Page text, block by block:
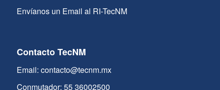
Envíanos un Email al RI-TecNM
Contacto TecNM
Email: contacto@tecnm.mx
Conmutador: 55 36002500